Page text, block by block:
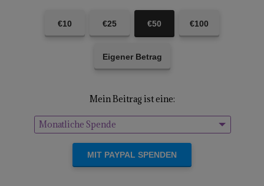
€10 €25 €50 €100
Eigener Betrag
Mein Beitrag ist eine:
Einmalige Spende
Monatliche Spende